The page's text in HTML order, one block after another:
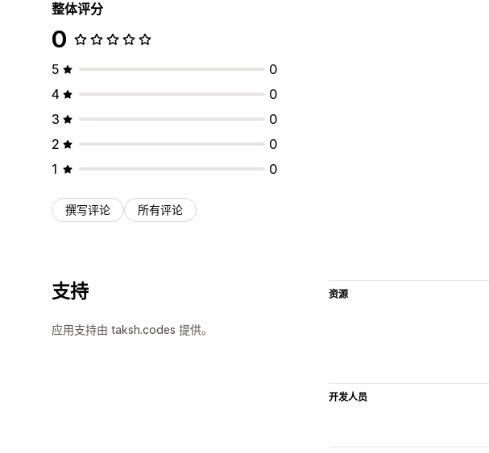
整体评分
0
5
0
4
0
3
0
2
0
1
0
撰写评论 所有评论
支持
应用支持由 taksh.codes 提供。
资源
开发人员